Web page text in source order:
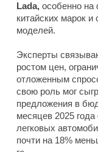
Lada, особенно на
китайских марок и
моделей.
Эксперты
ростом цен,
отложенным
свою роль мог
предложения в
месяцев 2025
легковых
почти на 18%